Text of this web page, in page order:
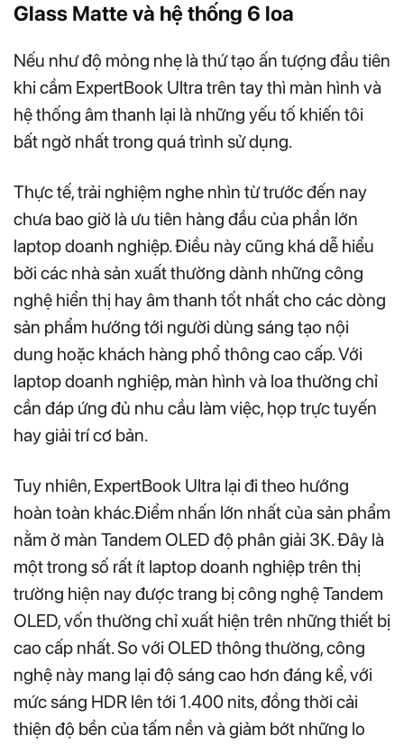
Glass Matte và hệ thống 6 loa
Nếu như độ mỏng nhẹ là thứ tạo ấn tượng đầu tiên
khi cầm ExpertBook Ultra trên tay thì màn hình và
hệ thống âm thanh lại là những yếu tố khiến tôi
bất ngờ nhất trong quá trình sử dụng.
Thực tế, trải nghiệm nghe nhìn từ trước đến nay
chưa bao giờ là ưu tiên hàng đầu của phần lớn
laptop doanh nghiệp. Điều này cũng khá dễ hiểu
bởi các nhà sản xuất thường dành những công
nghệ hiển thị hay âm thanh tốt nhất cho các dòng
sản phẩm hướng tới người dùng sáng tạo nội
dung hoặc khách hàng phổ thông cao cấp. Với
laptop doanh nghiệp, màn hình và loa thường chỉ
cần đáp ứng đủ nhu cầu làm việc, họp trực tuyến
hay giải trí cơ bản.
Tuy nhiên, ExpertBook Ultra lại đi theo hướng
hoàn toàn khác.Điểm nhấn lớn nhất của sản phẩm
nằm ở màn Tandem OLED độ phân giải 3K. Đây là
một trong số rất ít laptop doanh nghiệp trên thị
trường hiện nay được trang bị công nghệ Tandem
OLED, vốn thường chỉ xuất hiện trên những thiết bị
cao cấp nhất. So với OLED thông thường, công
nghệ này mang lại độ sáng cao hơn đáng kể, với
mức sáng HDR lên tới 1.400 nits, đồng thời cải
thiện độ bền của tấm nền và giảm bớt những lo